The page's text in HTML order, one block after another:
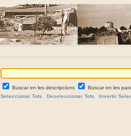
Buscar en les descripcions
Buscar en les
Seleccionar Tots
Deseleccionar Tots Invertir